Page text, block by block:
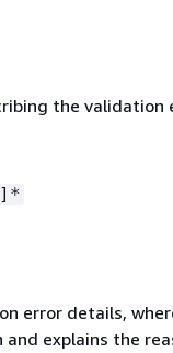
the
error details,
explains the